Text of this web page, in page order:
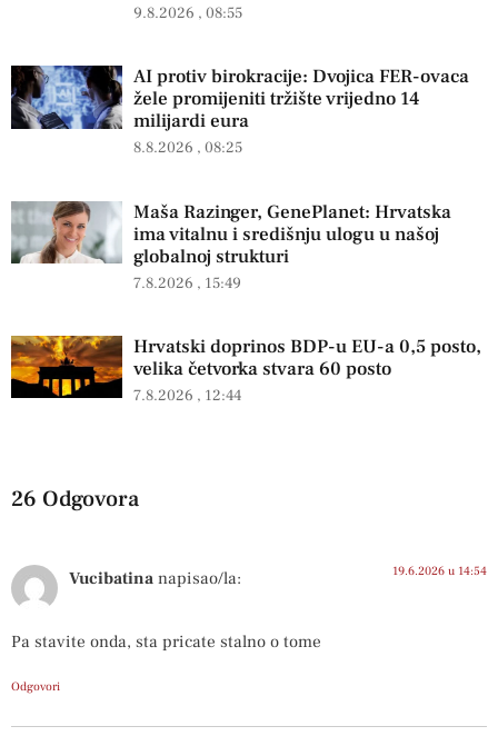
9.8.2026 08:55
AI protiv birokracije: Dvojica FER-ovaca
žele promijeniti tržište vrijedno 14
milijardi eura
8.8.2026 08:25
Maša Razinger, GenePlanet: Hrvatska
ima vitalnu i središnju ulogu u našoj
globalnoj strukturi
7.8.2026 15:49
Hrvatski doprinos BDP-u EU-a 0,5 posto,
velika četvorka stvara 60 posto
7.8.2026 12:44
26 Odgovora
Vucibatina napisao/la: 19.6.2026 u 14:54
Pa stavite onda, sta pricate stalno o tome
Odgovori